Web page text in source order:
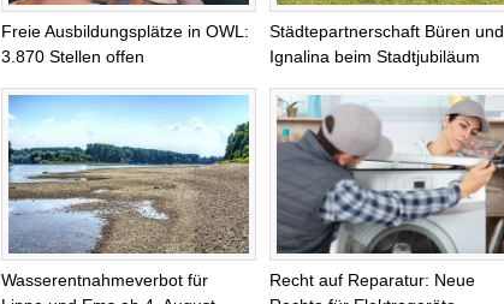
Freie Ausbildungsplätze in OWL:
3.870 Stellen offen
Städtepartnerschaft Büren und
Ignalina beim Stadtjubiläum
Wasserentnahmeverbot für
Recht auf Reparatur: Neue